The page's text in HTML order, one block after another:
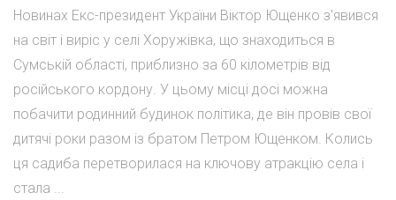
Новинах Екс-президент України Віктор Ющенко з'явився
на світ і виріс у селі Хоружівка, що знаходиться в
Сумській області, приблизно за 60 кілометрів від
російського кордону. У цьому місці досі можна
побачити родинний будинок політика, де він провів свої
дитячі роки разом із братом Петром Ющенком. Колись
ця садиба перетворилася на ключову атракцію села і
стала ...